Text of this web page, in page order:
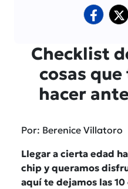
Checklist
cosas
hacer
Por: Berenice Villatoro
Llegar a cierta edad
chip y queramos
aquí te dejamos las